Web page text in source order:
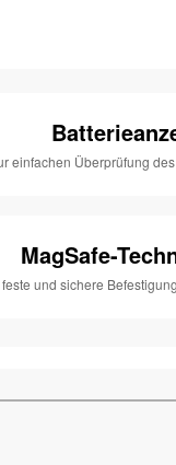
einfachen Überprüfung
MagSafe-
und sichere